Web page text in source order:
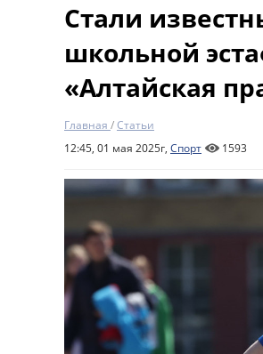
Стали
школьной
«Алтайская
Главная /Статьи
12:45, 01 мая 2025г, Спорт 1593